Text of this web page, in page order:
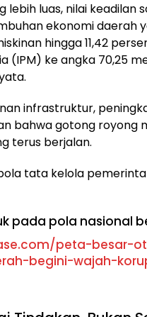
lebih luas, nilai keadilan
ekonomi daerah
hingga 11,42
(IPM) ke angka 70,25
infrastruktur,
bahwa gotong royong
terus berjalan.
tata kelola
pada pola nasional
peta-besar-
begini-wajah-